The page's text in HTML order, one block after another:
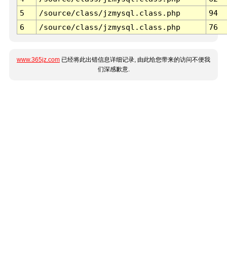
5
/source/class/jzmysql.class.php
94
6
/source/class/jzmysql.class.php 76
www.365jz.com 已经将此出错信息详细记录, 由此给您带来的访问不便我
们深感歉意.